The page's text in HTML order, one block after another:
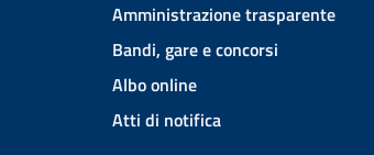
Amministrazione trasparente
Bandi, gare e concorsi
Albo online
Atti di notifica